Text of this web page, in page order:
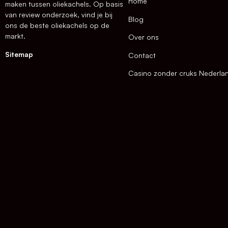
maken tussen oliekachels. Op basis
van review onderzoek, vind je bij
ons de beste oliekachels op de
markt.
Sitemap
Blog
Over ons
Contact
Casino zonder cruks